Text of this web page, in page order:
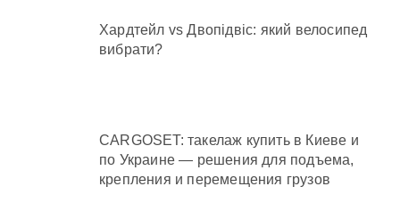
Хардтейл vs Двопідвіс: який велосипед
вибрати?
CARGOSET: такелаж купить в Киеве и
по Украине — решения для подъема,
крепления и перемещения грузов